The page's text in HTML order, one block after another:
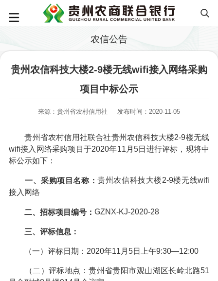
农信公告
贵州农信科技大楼2-9楼无线wifi接入网络采购
项目中标公示
来源：贵州省农村信用社 发布时间：2020-11-05
贵州省农村信用社联合社贵州农信科技大楼2-9楼无线
wifi接入网络采购项目于2020年11月5日进行评标，现将中
标公示如下：
一、采购项目名称：贵州农信科技大楼2-9楼无线wifi
接入网络
二、招标项目编号： GZNX-KJ-2020-28
三、评标信息：
（一）评标日期：2020年11月5日上午9:30—12:00
（二）评标地点：贵州省贵阳市观山湖区长岭北路51